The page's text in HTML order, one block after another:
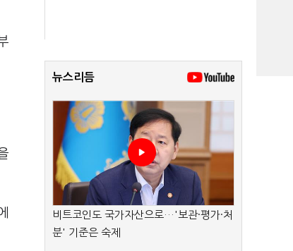
뉴스리듬
비트코인도 국가자산으로…'보관·평가·처
분' 기준은 숙제